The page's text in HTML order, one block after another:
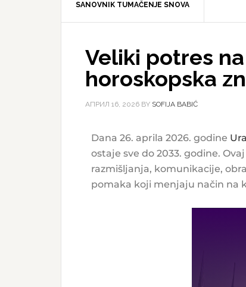
SANOVNIK TUMAČENJE SNOVA
Veliki potres
horoskopska
АПРИЛ 16, 2026 BY SOFIJA BABIĆ
Dana 26. aprila 2026. godine
ostaje sve do 2033. godine.
razmišljanja, komunikacije,
pomaka koji menjaju način na